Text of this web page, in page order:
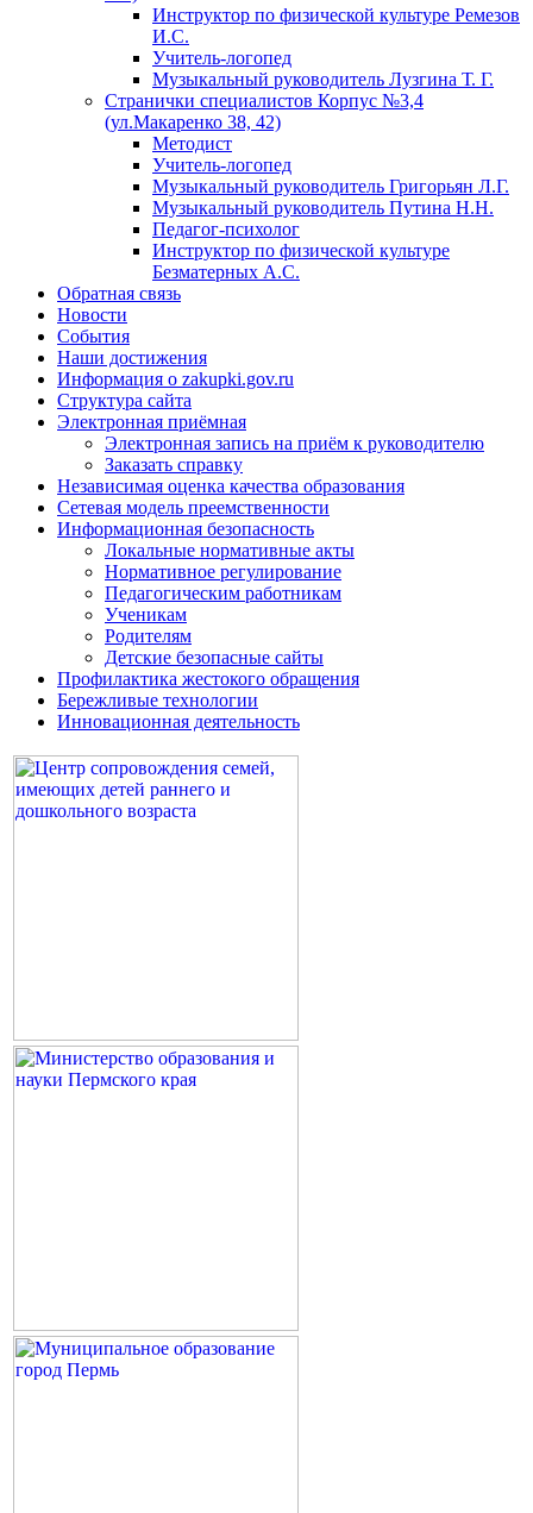
Инструктор по физической культуре Ремезов
И.С.
Учитель-логопед
Музыкальный руководитель Лузгина Т. Г.
Странички специалистов Корпус №3,4
(ул.Макаренко 38, 42)
Методист
Учитель-логопед
Музыкальный руководитель Григорьян Л.Г.
Музыкальный руководитель Путина Н.Н.
Педагог-психолог
Инструктор по физической культуре
Безматерных А.С.
Обратная связь
Новости
События
Наши достижения
Информация о zakupki.gov.ru
Структура сайта
Электронная приёмная
Электронная запись на приём к руководителю
Заказать справку
Независимая оценка качества образования
Сетевая модель преемственности
Информационная безопасность
Локальные нормативные акты
Нормативное регулирование
Педагогическим работникам
Ученикам
Родителям
Детские безопасные сайты
Профилактика жестокого обращения
Бережливые технологии
Инновационная деятельность